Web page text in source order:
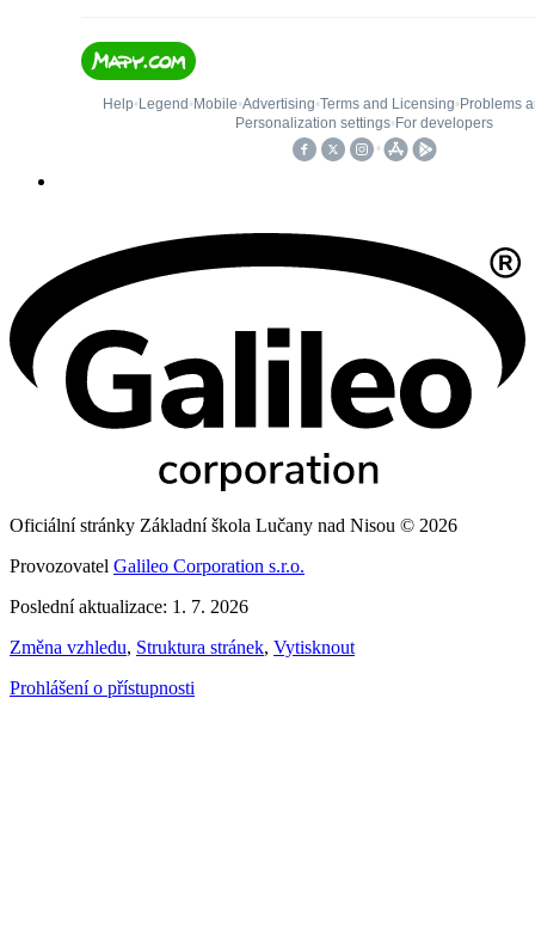
Oficiální stránky Základní škola Lučany nad Nisou © 2026
Provozovatel Galileo Corporation s.r.o.
Poslední aktualizace: 1. 7. 2026
Změna vzhledu, Struktura stránek, Vytisknout
Prohlášení o přístupnosti